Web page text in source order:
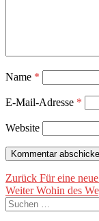
Name *
E-Mail-Adresse *
Website
Zurück Vorheriger
Beitrag:
Für eine
Weiter Nächster
Beitrag:
Wohin des
Suche
nach: